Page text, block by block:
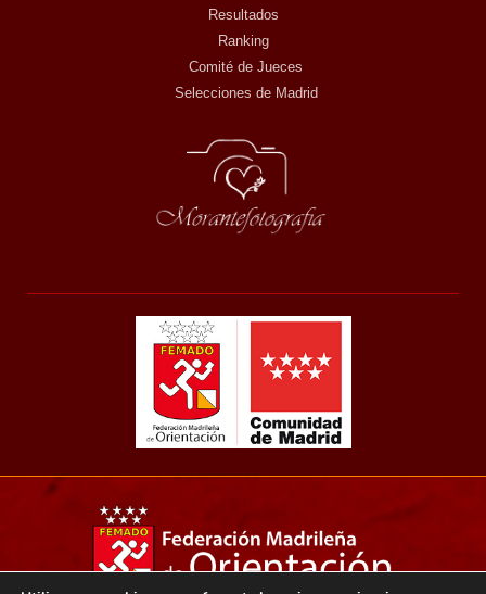
Resultados
Ranking
Comité de Jueces
Selecciones de Madrid